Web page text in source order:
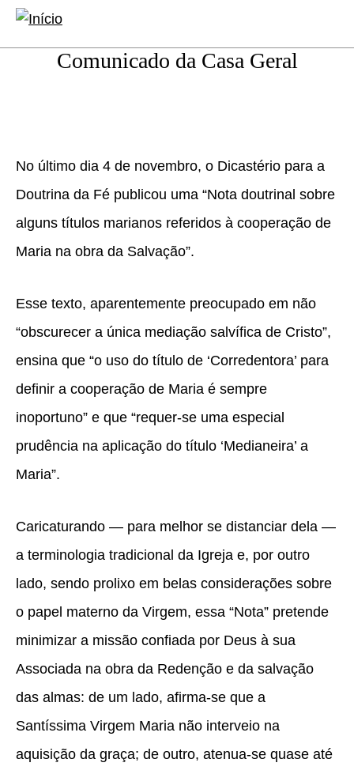
formulário
Comunicado da Casa Geral
No último dia 4 de novembro, o Dicastério para a
Doutrina da Fé publicou uma “Nota doutrinal sobre
alguns títulos marianos referidos à cooperação de
Maria na obra da Salvação”.
Esse texto, aparentemente preocupado em não
“obscurecer a única mediação salvífica de Cristo”,
ensina que “o uso do título de ‘Corredentora’ para
definir a cooperação de Maria é sempre
inoportuno” e que “requer-se uma especial
prudência na aplicação do título ‘Medianeira’ a
Maria”.
Caricaturando — para melhor se distanciar dela —
a terminologia tradicional da Igreja e, por outro
lado, sendo prolixo em belas considerações sobre
o papel materno da Virgem, essa “Nota” pretende
minimizar a missão confiada por Deus à sua
Associada na obra da Redenção e da salvação
das almas: de um lado, afirma-se que a
Santíssima Virgem Maria não interveio na
aquisição da graça; de outro, atenua-se quase até